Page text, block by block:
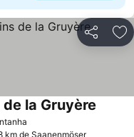
Partilhar
de la Gruyère
km de Saanenmöser